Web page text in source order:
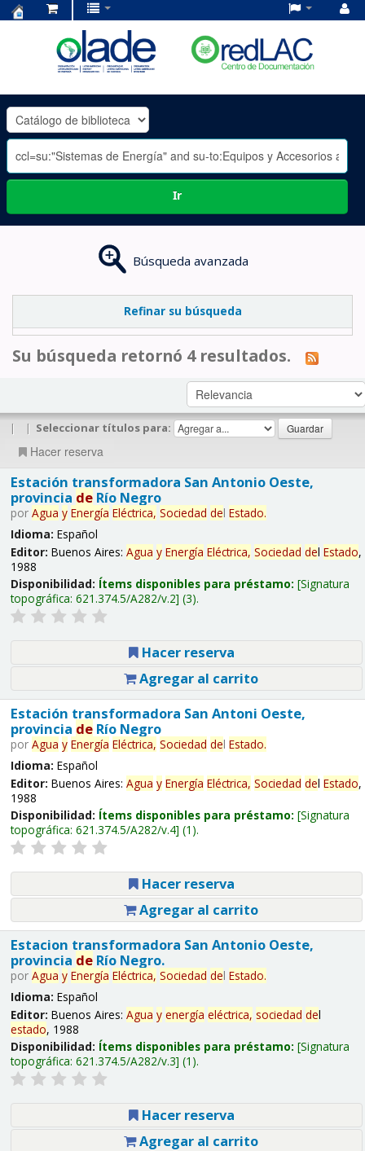
OLADE
-
Ir
Búsqueda avanzada
Refinar su búsqueda
Su búsqueda retornó 4 resultados.
| | Seleccionar títulos para:
Hacer reserva
Estación transformadora San Antonio Oeste,
provincia deRío Negro
por Agua y Energía Eléctrica, Sociedad del Estado.
Idioma: Español
Editor: Buenos Aires: Agua y Energía Eléctrica, Sociedad del Estado,
1988
Disponibilidad: Ítems disponibles para préstamo: Signatura
topográfica: 621.374.5/A282/v.2 (3).
Hacer reserva
Agregar al carrito
Estación transformadora San Antoni Oeste,
provincia deRío Negro
por Agua y Energía Eléctrica, Sociedad del Estado.
Idioma: Español
Editor: Buenos Aires: Agua y Energía Eléctrica, Sociedad del Estado,
1988
Disponibilidad: Ítems disponibles para préstamo: Signatura
topográfica: 621.374.5/A282/v.4 (1).
Hacer reserva
Agregar al carrito
Estacion transformadora San Antonio Oeste,
provincia deRío Negro.
por Agua y Energía Eléctrica, Sociedad del Estado.
Idioma: Español
Editor: Buenos Aires: Agua y energía eléctrica, sociedad del
estado, 1988
Disponibilidad: Ítems disponibles para préstamo: Signatura
topográfica: 621.374.5/A282/v.3 (1).
Hacer reserva
Agregar al carrito